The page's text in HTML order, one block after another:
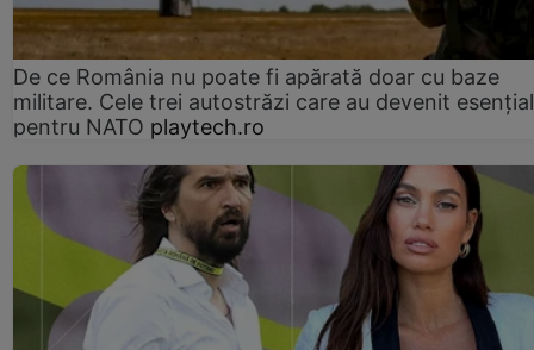
De ce România nu poate fi apărată doar cu baze
militare. Cele trei autostrăzi care au devenit
pentru NATO playtech.ro